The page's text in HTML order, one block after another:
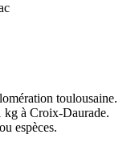
toulousaine.
kg à Croix-Daurade.
espèces.